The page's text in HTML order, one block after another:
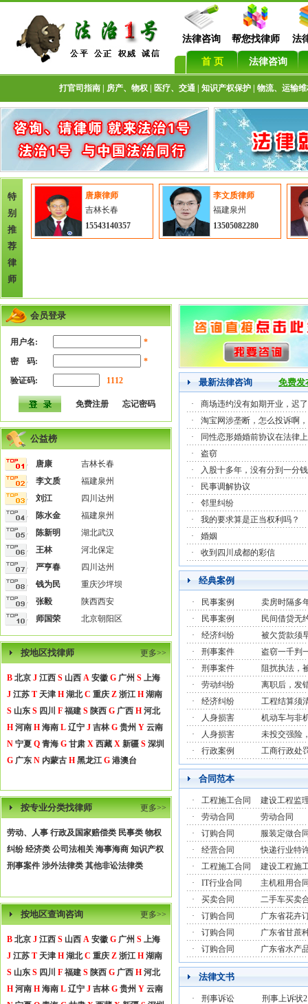
法律咨询 帮您找律师 法
首 页 法律咨询
打官司指南 房产、物权 医疗、交通 知识产权保护 物流、运输
特
别
推
荐
律
师
唐康律师
吉林长春
15543140357
李文质律师
福建泉州
13505082280
会员登录
用户名:
*
密 码:
*
验证码:
1112
免费注册 忘记密码
公益榜
唐康
吉林长春
李文质
福建泉州
刘江
四川达州
陈水金
福建泉州
陈新明
湖北武汉
王林
河北保定
严亨春
四川达州
钱为民
重庆沙坪坝
张毅
陕西西安
师国荣
北京朝阳区
按地区找律师 更多>>
B 北京 J 江西 S 山西 A 安徽 G 广州 S 上海
J 江苏 T 天津 H 湖北 C 重庆 Z 浙江 H 湖南
S 山东 S 四川 F 福建 S 陕西 G 广西 H 河北
H 河南 H 海南 L 辽宁 J 吉林 G 贵州 Y 云南
N 宁夏 Q 青海 G 甘肃 X 西藏 X 新疆 S 深圳
G 广东 N 内蒙古 H 黑龙江 G 港澳台
按专业分类找律师 更多>>
劳动、人事 行政及国家赔偿类 民事类 物权
纠纷 经济类 公司法相关 海事海商 知识产权
刑事案件 涉外法律类 其他非讼法律类
按地区查询咨询 更多>>
B 北京 J 江西 S 山西 A 安徽 G 广州 S 上海
J 江苏 T 天津 H 湖北 C 重庆 Z 浙江 H 湖南
S 山东 S 四川 F 福建 S 陕西 G 广西 H 河北
H 河南 H 海南 L 辽宁 J 吉林 G 贵州 Y 云南
最新法律咨询 免费发
·
商场违约没有如期开业，迟
·
淘宝网涉垄断，怎么投诉啊
·
同性恋形婚婚前协议在法律
·
盗窃
·
入股十多年，没有分到一分
·
民事调解协议
·
邻里纠纷
·
我的要求算是正当权利吗？
·
婚姻
·
收到四川成都的彩信
经典案例
· 民事案例
卖房时隔多
·
民事案例
民间借贷无
·
经济纠纷
被欠货款须
·
刑事案件
盗窃一千判
·
刑事案件
阻扰执法，
·
劳动纠纷
离职后，发
·
经济纠纷
工程结算须
·
人身损害
机动车与非
·
人身损害
未投交强险
·
行政案例 工商行政处
合同范本
· 工程施工合同
建设工程监
·
劳动合同
劳动合同
·
订购合同
服装定做合
·
经营合同
快递行业特
·
工程施工合同
建设工程施
·
IT行业合同
主机租用合
·
买卖合同
二手车买卖
·
订购合同
广东省花卉
·
订购合同
广东省甘蔗
·
订购合同 广东省水产
法律文书
· 刑事诉讼
刑事上诉状2